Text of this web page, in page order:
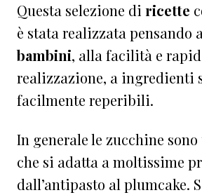
Questa selezione di ricette
è stata realizzata pensando
bambini, alla facilità e
realizzazione, a ingredienti
facilmente reperibili.
In generale le zucchine
che si adatta a moltissime
dall’antipasto al plumcake.